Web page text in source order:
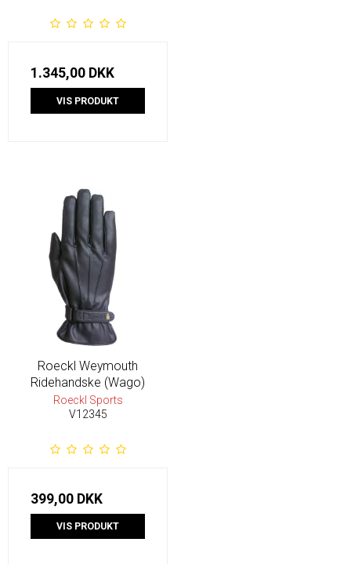
1.345,00 DKK
VIS PRODUKT
Roeckl Weymouth
Ridehandske (Wago)
Roeckl Sports
V12345
399,00 DKK
VIS PRODUKT